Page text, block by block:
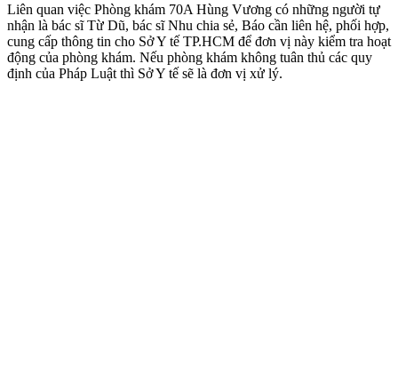
Liên quan việc Phòng khám 70A Hùng Vương có những người tự
nhận là bác sĩ Từ Dũ, bác sĩ Nhu chia sẻ, Báo cần liên hệ, phối hợp,
cung cấp thông tin cho Sở Y tế TP.HCM để đơn vị này kiểm tra hoạt
động của phòng khám. Nếu phòng khám không tuân thủ các quy
định của Pháp Luật thì Sở Y tế sẽ là đơn vị xử lý.